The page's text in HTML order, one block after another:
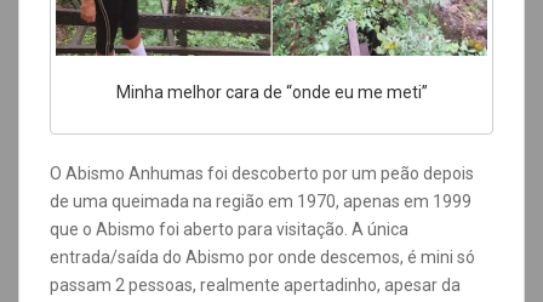
Minha melhor cara de “onde eu me meti”
O Abismo Anhumas foi descoberto por um peão depois
de uma queimada na região em 1970, apenas em 1999
que o Abismo foi aberto para visitação. A única
entrada/saída do Abismo por onde descemos, é mini só
passam 2 pessoas, realmente apertadinho, apesar da